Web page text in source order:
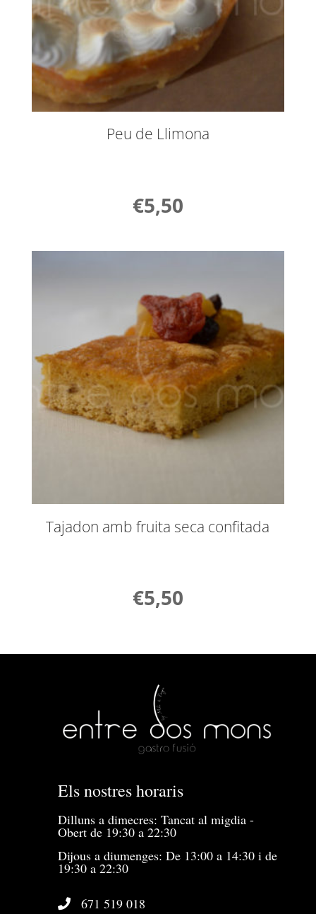
Peu de Llimona
€5,50
Tajadon amb fruita seca confitada
€5,50
Els nostres horaris
Dilluns a dimecres: Tancat al migdia -
Obert de 19:30 a 22:30
Dijous a diumenges: De 13:00 a 14:30 i de
19:30 a 22:30
671 519 018